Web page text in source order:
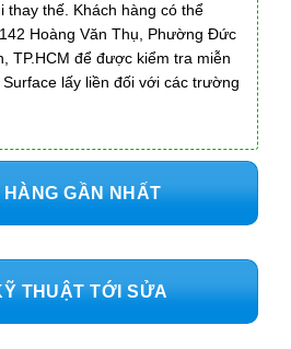
thế. Khách hàng có thể
Hoàng Văn Thụ, Phường Đức
TP.HCM để được kiểm tra miễn
lấy liền đối với các trường
GẦN NHẤT
THUẬT TỚI SỬA